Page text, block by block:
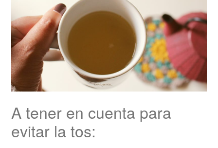
A tener en cuenta para
evitar la tos: